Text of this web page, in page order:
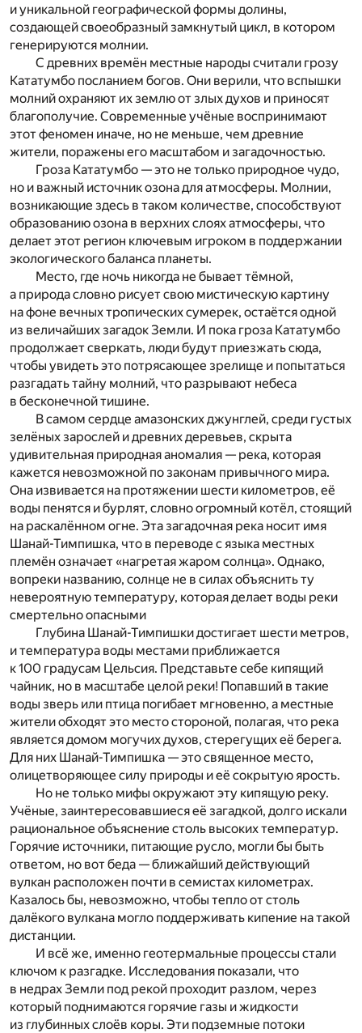
и уникальной географической формы долины,
создающей своеобразный замкнутый цикл, в котором
генерируются молнии.
С древних времён местные народы считали грозу
Кататумбо посланием богов. Они верили, что вспышки
молний охраняют их землю от злых духов и приносят
благополучие. Современные учёные воспринимают
этот феномен иначе, но не меньше, чем древние
жители, поражены его масштабом и загадочностью.
Гроза Кататумбо — это не только природное чудо,
но и важный источник озона для атмосферы. Молнии,
возникающие здесь в таком количестве, способствуют
образованию озона в верхних слоях атмосферы, что
делает этот регион ключевым игроком в поддержании
экологического баланса планеты.
Место, где ночь никогда не бывает тёмной,
а природа словно рисует свою мистическую картину
на фоне вечных тропических сумерек, остаётся одной
из величайших загадок Земли. И пока гроза Кататумбо
продолжает сверкать, люди будут приезжать сюда,
чтобы увидеть это потрясающее зрелище и попытаться
разгадать тайну молний, что разрывают небеса
в бесконечной тишине.
В самом сердце амазонских джунглей, среди густых
зелёных зарослей и древних деревьев, скрыта
удивительная природная аномалия — река, которая
кажется невозможной по законам привычного мира.
Она извивается на протяжении шести километров, её
воды пенятся и бурлят, словно огромный котёл, стоящий
на раскалённом огне. Эта загадочная река носит имя
Шанай-Тимпишка, что в переводе с языка местных
племён означает «нагретая жаром солнца». Однако,
вопреки названию, солнце не в силах объяснить ту
невероятную температуру, которая делает воды реки
смертельно опасными
Глубина Шанай-Тимпишки достигает шести метров,
и температура воды местами приближается
к 100 градусам Цельсия. Представьте себе кипящий
чайник, но в масштабе целой реки! Попавший в такие
воды зверь или птица погибает мгновенно, а местные
жители обходят это место стороной, полагая, что река
является домом могучих духов, стерегущих её берега.
Для них Шанай-Тимпишка — это священное место,
олицетворяющее силу природы и её сокрытую ярость.
Но не только мифы окружают эту кипящую реку.
Учёные, заинтересовавшиеся её загадкой, долго искали
рациональное объяснение столь высоких температур.
Горячие источники, питающие русло, могли бы быть
ответом, но вот беда — ближайший действующий
вулкан расположен почти в семистах километрах.
Казалось бы, невозможно, чтобы тепло от столь
далёкого вулкана могло поддерживать кипение на такой
дистанции.
И всё же, именно геотермальные процессы стали
ключом к разгадке. Исследования показали, что
в недрах Земли под рекой проходит разлом, через
который поднимаются горячие газы и жидкости
из глубинных слоёв коры. Эти подземные потоки